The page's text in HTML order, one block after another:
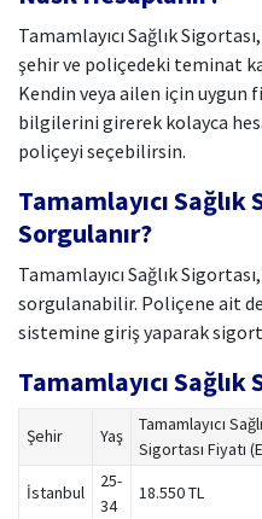
Tamamlayıcı Sağlık
şehir ve poliçedeki teminat
Kendin veya ailen için uygun
bilgilerini girerek kolayca
poliçeyi seçebilirsin.
Tamamlayıcı Sağlık
Sorgulanır?
Tamamlayıcı Sağlık
sorgulanabilir. Poliçene ait
sistemine giriş yaparak
Tamamlayıcı
Şehir Yaş
Tamamlayıcı
Sigortası Fiyatı
İstanbul
25-
34
18.550 TL